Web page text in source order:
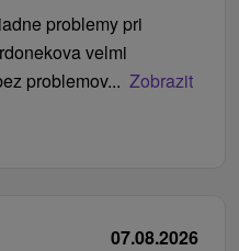
problemy pri
velmi
problemov... Zobrazit
07.08.2026